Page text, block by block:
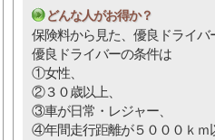
どんな人がお得か？
保険料から見た、優良ドライ
優良ドライバーの条件は
①女性、
②３０歳以上、
③車が日常・レジャー、
④年間走行距離が５０００ｋｍ